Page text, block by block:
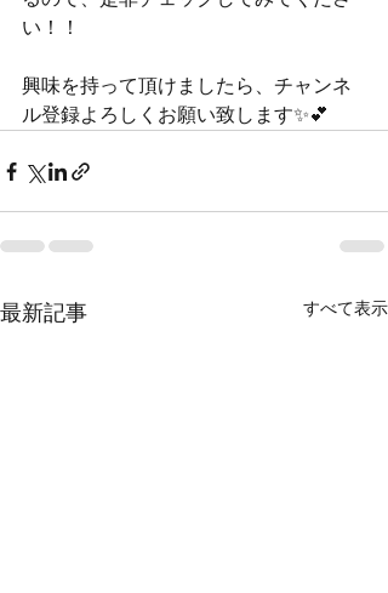
い！！
興味を持って頂けましたら、チャンネ
ル登録よろしくお願い致します✨💕
最新記事 すべて表示